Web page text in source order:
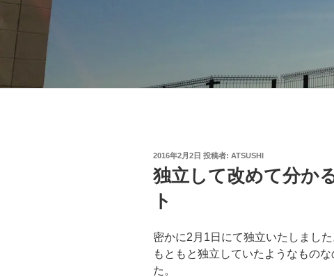
投
稿
日:
2016年2月2日 投稿者: ATSUSHI
独立して改めて分か
ト
密かに2月1日にて独立いたしました
もともと独立していたようなもの
た。